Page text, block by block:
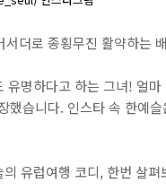
더로 종횡무진 활약하는
명하다고 하는 그녀! 얼
습니다. 인스타 속 한예
유럽여행 코디, 한번 살펴